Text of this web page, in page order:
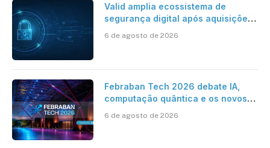
Valid amplia ecossistema de
segurança digital após aquisições
6 de agosto de 2026
Febraban Tech 2026 debate IA,
computação quântica e os novos
6 de agosto de 2026